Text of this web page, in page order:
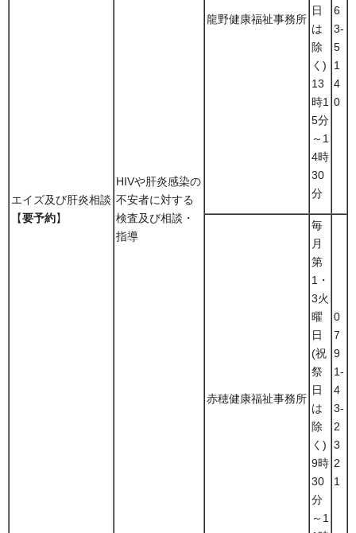
エイズ及び肝炎相談
【要予約】
HIVや肝炎感染の
不安者に対する
検査及び相談・
指導
龍野健康福祉事務所
日
は
除
く)
13
時1
5分
～1
4時
30
分
6
3-
5
1
4
0
赤穂健康福祉事務所
毎
月
第
1・
3火
曜
日
(祝
祭
日
は
除
く)
9時
30
分
～1
0
7
9
1-
4
3-
2
3
2
1